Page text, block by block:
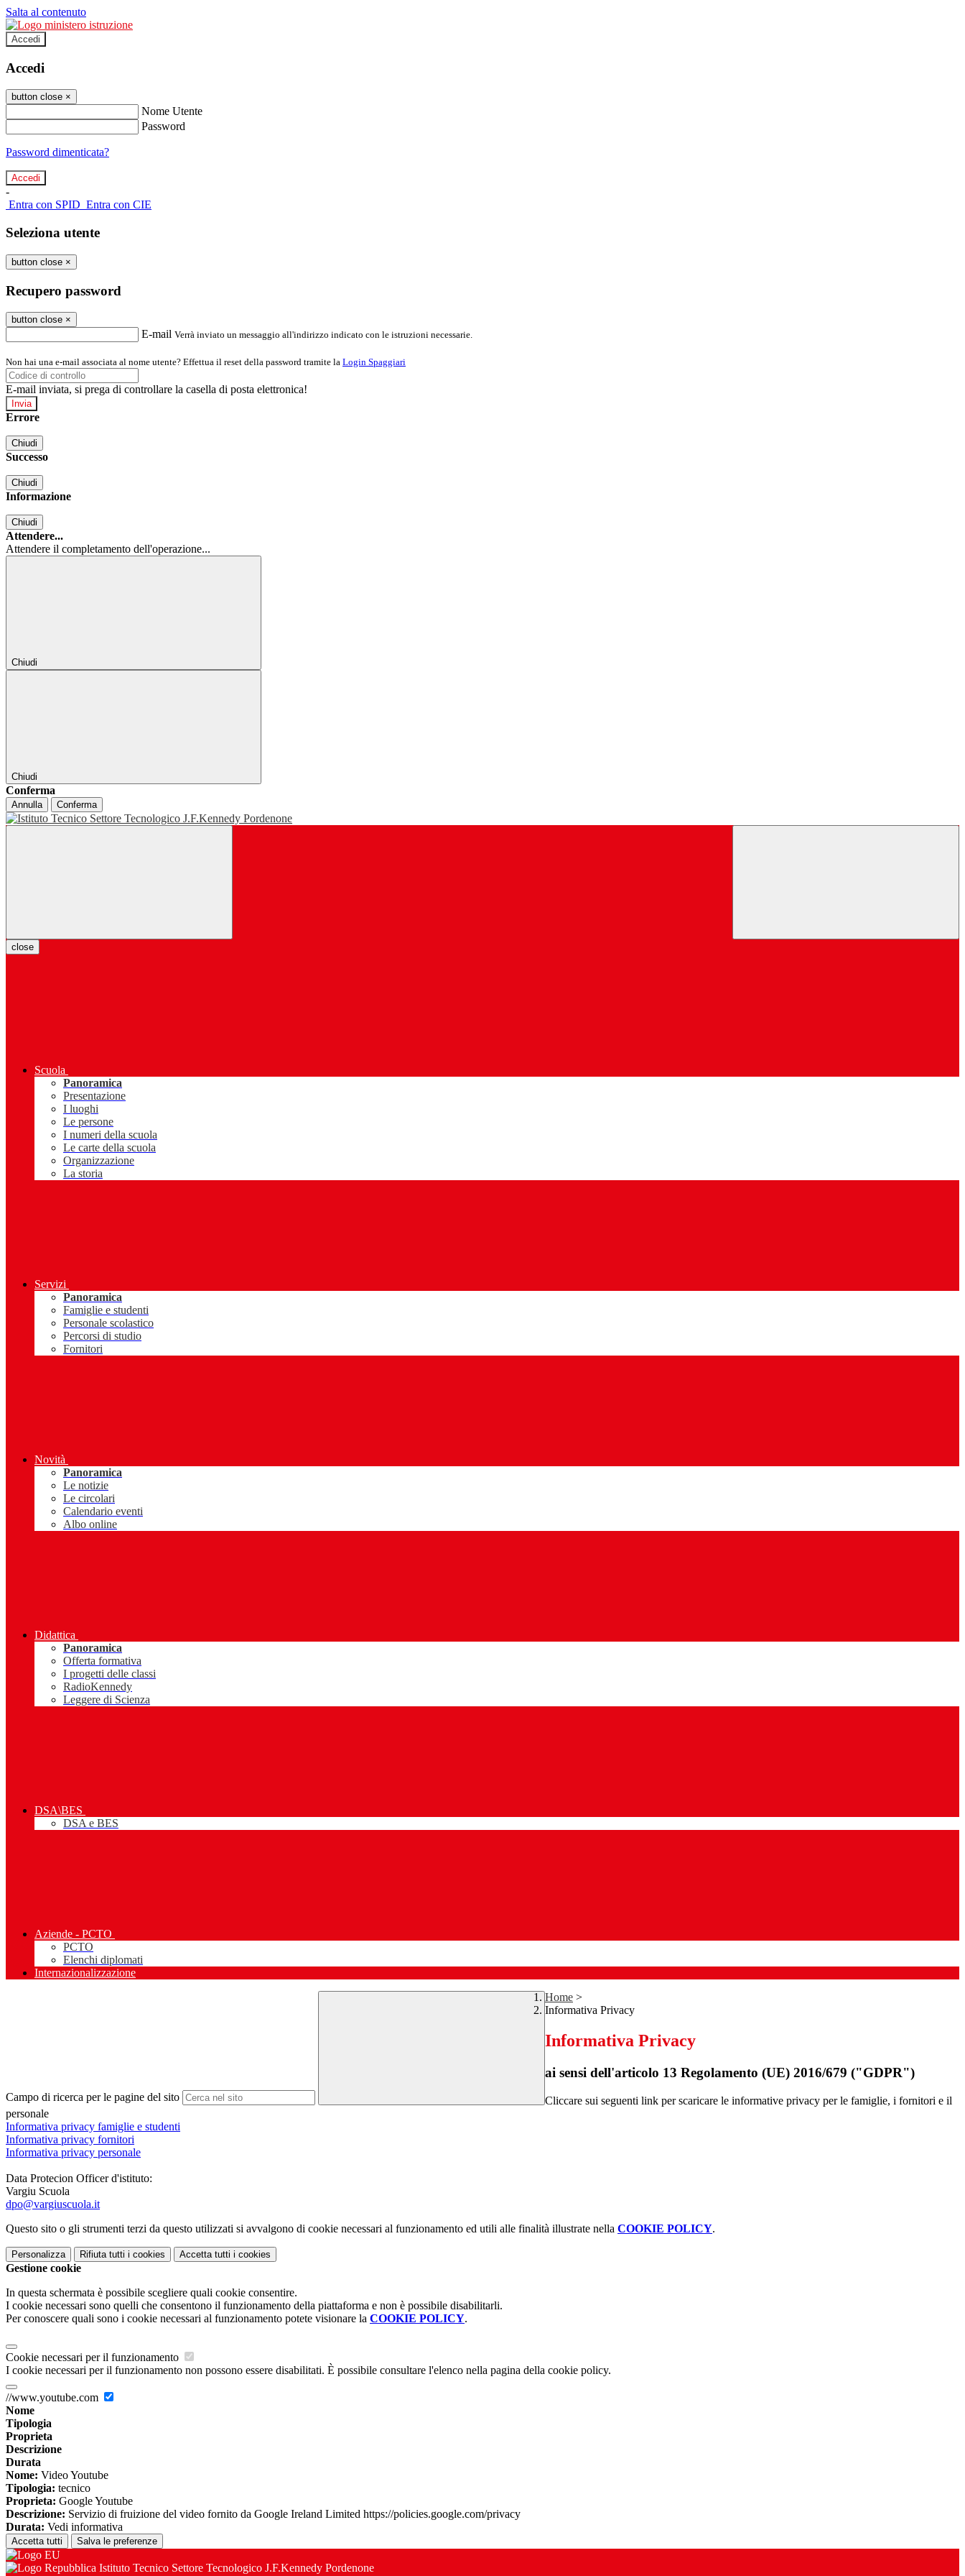
Salta al contenuto
Accedi
Accedi
button close ×
Nome Utente
Password
Password dimenticata?
-
Entra con SPID Entra con CIE
Seleziona utente
button close ×
Recupero password
button close ×
E-mail Verrà inviato un messaggio all'indirizzo indicato con le istruzioni necessarie.
Non hai una e-mail associata al nome utente? Effettua il reset della password tramite la Login Spaggiari
E-mail inviata, si prega di controllare la casella di posta elettronica!
Errore
Chiudi
Successo
Chiudi
Informazione
Chiudi
Attendere...
Attendere il completamento dell'operazione...
Chiudi
Chiudi
Conferma
Annulla Conferma
close
Scuola
Panoramica
Presentazione
I luoghi
Le persone
I numeri della scuola
Le carte della scuola
Organizzazione
La storia
Servizi
Panoramica
Famiglie e studenti
Personale scolastico
Percorsi di studio
Fornitori
Novità
Panoramica
Le notizie
Le circolari
Calendario eventi
Albo online
Didattica
Panoramica
Offerta formativa
I progetti delle classi
RadioKennedy
Leggere di Scienza
DSA\BES
DSA e BES
Aziende - PCTO
PCTO
Elenchi diplomati
Internazionalizzazione
Campo di ricerca per le pagine del sito
Home >
Informativa Privacy
Informativa Privacy
ai sensi dell'articolo 13 Regolamento (UE) 2016/679 ("GDPR")
Cliccare sui seguenti link per scaricare le informative privacy per le famiglie, i fornitori e il
personale
Informativa privacy famiglie e studenti
Informativa privacy fornitori
Informativa privacy personale
Data Protecion Officerd'istituto:
Vargiu Scuola
dpo@vargiuscuola.it
Questo sito o gli strumenti terzi da questo utilizzati si avvalgono di cookie necessari al funzionamento ed utili alle finalità illustrate nella COOKIE POLICY.
Personalizza Rifiuta tutti i cookies Accetta tutti i cookies
Gestione cookie
In questa schermata è possibile scegliere quali cookie consentire.
I cookie necessari sono quelli che consentono il funzionamento della piattaforma e non è possibile disabilitarli.
Per conoscere quali sono i cookie necessari al funzionamento potete visionare la COOKIE POLICY.
Cookie necessari per il funzionamento
I cookie necessari per il funzionamento non possono essere disabilitati. È possibile consultare l'elenco nella pagina della cookie policy.
//www.youtube.com
Nome
Tipologia
Proprieta
Descrizione
Durata
Nome: Video Youtube
Tipologia: tecnico
Proprieta: Google Youtube
Descrizione: Servizio di fruizione del video fornito da Google Ireland Limited https://policies.google.com/privacy
Durata: Vedi informativa
Accetta tutti Salva le preferenze
Istituto Tecnico Settore Tecnologico J.F.Kennedy Pordenone